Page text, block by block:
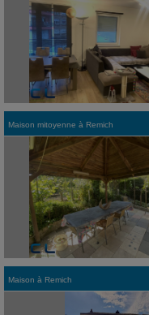
Maison mitoyenne à Remich
Maison à Remich